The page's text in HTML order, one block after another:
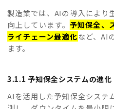
製造業では、AIの導入により
向上しています。 予知保全、
ライチェーン最適化など、AI
ます。
3.1.1 予知保全システムの進化
AIを活用した予知保全システ